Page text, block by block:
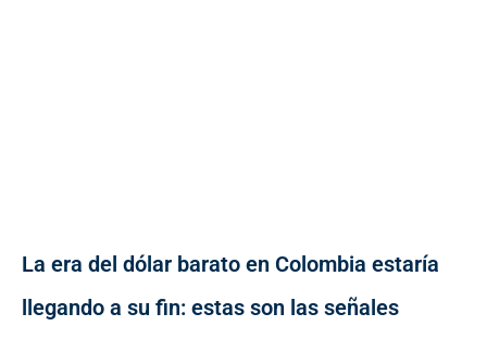
La era del dólar barato en Colombia estaría
llegando a su fin: estas son las señales